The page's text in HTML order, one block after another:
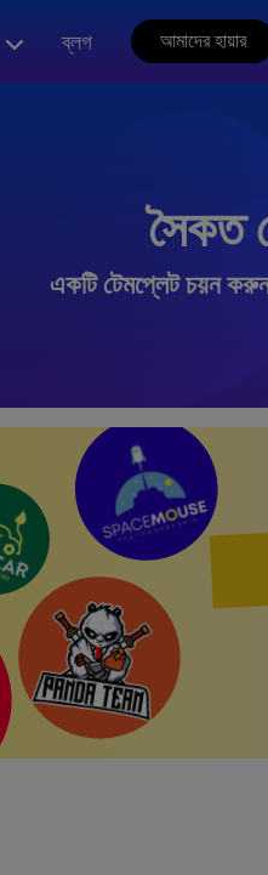
ব্লগ আমাদের হায়ার
সৈকত
একটি টেমপ্লেট চয়ন